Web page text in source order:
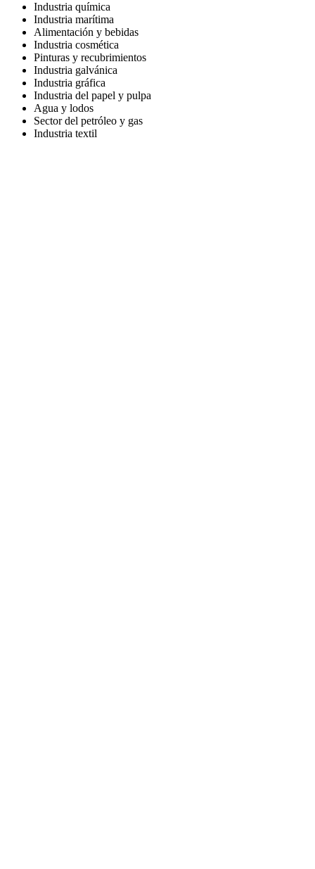
Industria química
Industria marítima
Alimentación y bebidas
Industria cosmética
Pinturas y recubrimientos
Industria galvánica
Industria gráfica
Industria del papel y pulpa
Agua y lodos
Sector del petróleo y gas
Industria textil